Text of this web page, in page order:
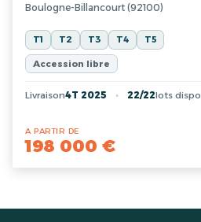
Boulogne-Billancourt (92100)
T1 T2 T3 T4 T5
Accession libre
Livraison4T 2025 22/22lots dispo
A PARTIR DE
198 000 €